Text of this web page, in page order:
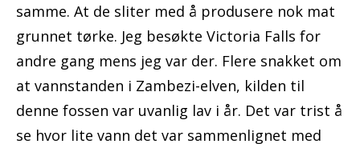
samme. At de sliter med å produsere nok mat
grunnet tørke. Jeg besøkte Victoria Falls for
andre gang mens jeg var der. Flere snakket om
at vannstanden i Zambezi-elven, kilden til
denne fossen var uvanlig lav i år. Det var trist å
se hvor lite vann det var sammenlignet med